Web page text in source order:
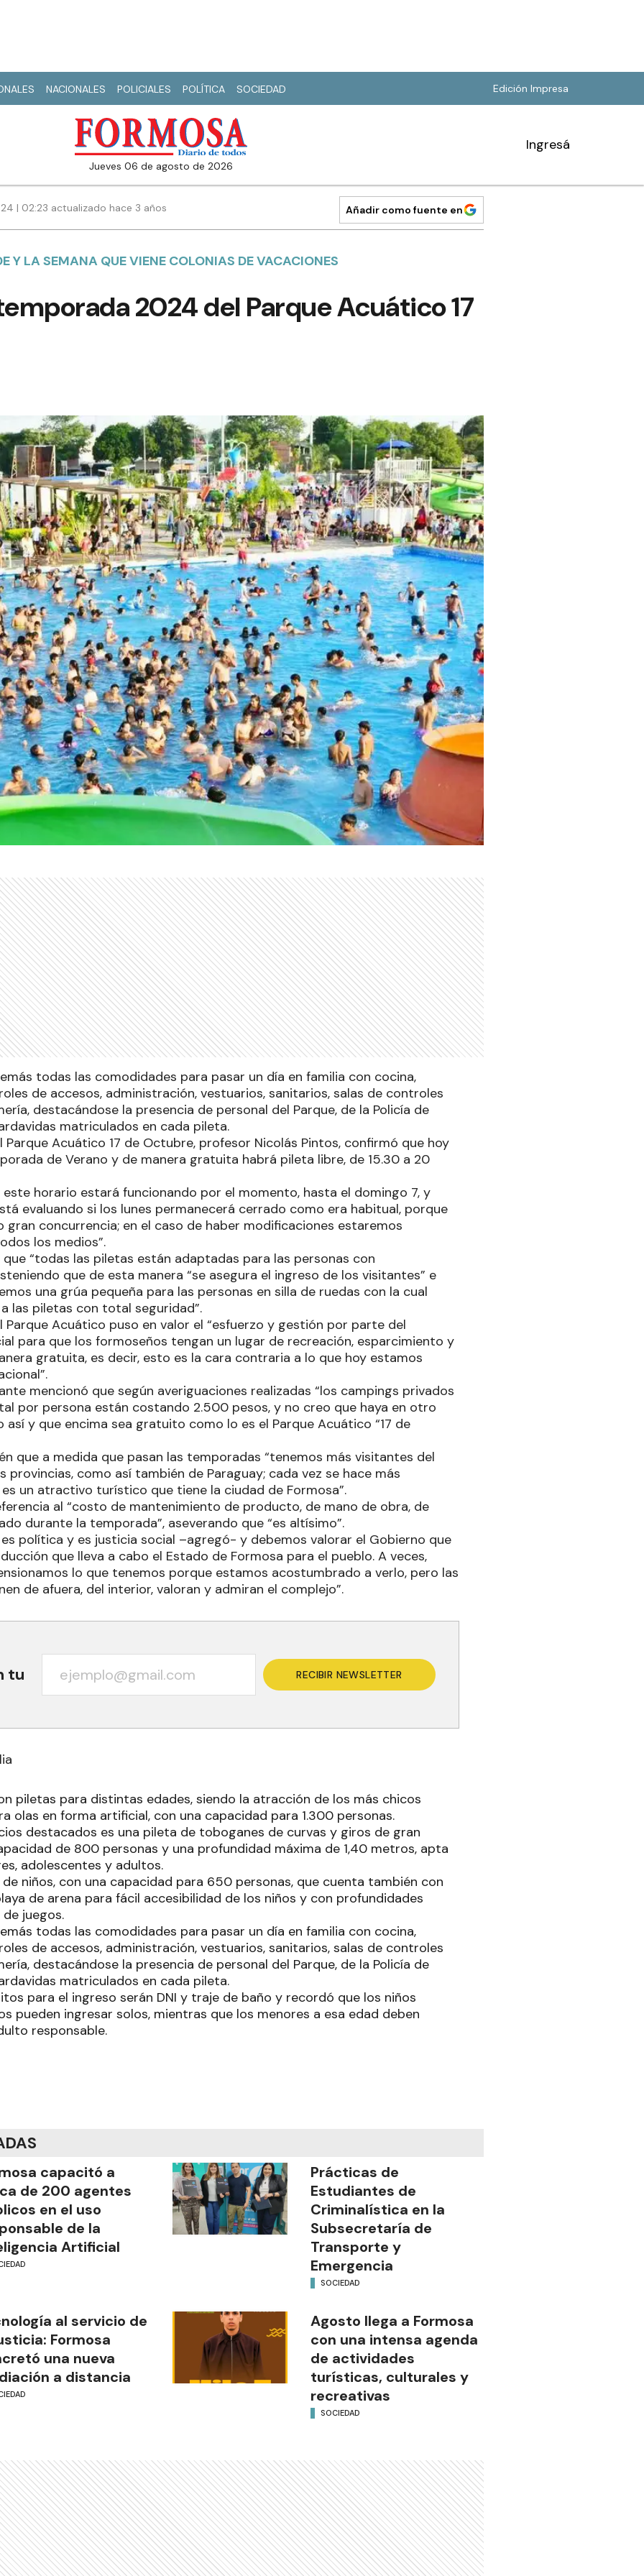
NACIONALES POLICIALES POLÍTICA SOCIEDAD Edición Impresa
jueves 06 de agosto de 2026
Ingresá
| 02:23 actualizado hace 3 años Añadir como fuente en
Y LA SEMANA QUE VIENE COLONIAS DE VACACIONES
2024 del Parque Acuático 17
todas las comodidades para pasar un día en familia con cocina,
de accesos, administración, vestuarios, sanitarios, salas de controles
destacándose la presencia de personal del Parque, de la Policía de
matriculados en cada pileta.
Acuático 17 de Octubre, profesor Nicolás Pintos, confirmó que hoy
de Verano y de manera gratuita habrá pileta libre, de 15.30 a 20
horario estará funcionando por el momento, hasta el domingo 7, y
evaluando si los lunes permanecerá cerrado como era habitual, porque
gran concurrencia; en el caso de haber modificaciones estaremos
los medios”.
“todas las piletas están adaptadas para las personas con
que de esta manera “se asegura el ingreso de los visitantes” e
una grúa pequeña para las personas en silla de ruedas con la cual
las piletas con total seguridad”.
Parque Acuático puso en valor el “esfuerzo y gestión por parte del
para que los formoseños tengan un lugar de recreación, esparcimiento y
gratuita, es decir, esto es la cara contraria a lo que hoy estamos
mencionó que según averiguaciones realizadas “los campings privados
por persona están costando 2.500 pesos, y no creo que haya en otro
así y que encima sea gratuito como lo es el Parque Acuático “17 de
que a medida que pasan las temporadas “tenemos más visitantes del
como así también de Paraguay; cada vez se hace más
un atractivo turístico que tiene la ciudad de Formosa”.
al “costo de mantenimiento de producto, de mano de obra, de
durante la temporada”, aseverando que “es altísimo”.
política y es justicia social –agregó- y debemos valorar el Gobierno que
que lleva a cabo el Estado de Formosa para el pueblo. A veces,
lo que tenemos porque estamos acostumbrado a verlo, pero las
de afuera, del interior, valoran y admiran el complejo”.
tu RECIBIR NEWSLETTER
piletas para distintas edades, siendo la atracción de los más chicos
olas en forma artificial, con una capacidad para 1.300 personas.
destacados es una pileta de toboganes de curvas y giros de gran
de 800 personas y una profundidad máxima de 1,40 metros, apta
adolescentes y adultos.
niños, con una capacidad para 650 personas, que cuenta también con
de arena para fácil accesibilidad de los niños y con profundidades
juegos.
todas las comodidades para pasar un día en familia con cocina,
de accesos, administración, vestuarios, sanitarios, salas de controles
destacándose la presencia de personal del Parque, de la Policía de
matriculados en cada pileta.
para el ingreso serán DNI y traje de baño y recordó que los niños
pueden ingresar solos, mientras que los menores a esa edad deben
responsable.
capacitó a
de 200 agentes
en el uso
de la
Artificial
Prácticas de
Estudiantes de
Criminalística en la
Subsecretaría de
Transporte y
Emergencia
SOCIEDAD
al servicio de
Formosa
una nueva
a distancia
Agosto llega a Formosa
con una intensa agenda
de actividades
turísticas, culturales y
recreativas
SOCIEDAD